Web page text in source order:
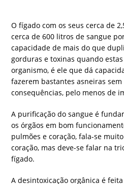
O fígado com os seus cerca de
cerca de 600 litros de sangue
capacidade de mais do que
gorduras e toxinas quando
organismo, é ele que dá
fazerem bastantes asneiras
consequências, pelo menos de
A purificação do sangue é
os órgãos em bom
pulmões e coração, fala-se
coração, mas deve-se falar na
fígado.
A desintoxicação orgânica é